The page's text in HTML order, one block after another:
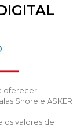
oferecer.
Shore e ASKER
os valores de